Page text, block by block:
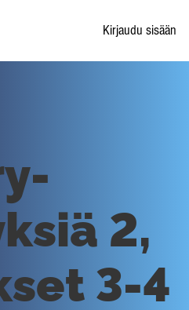
Kirjaudu sisään
2,
3-4